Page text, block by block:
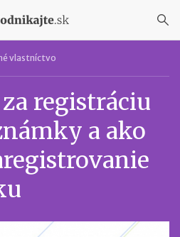
vlastníctvo
registráciu
a ako